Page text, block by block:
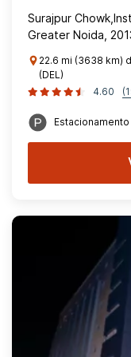
Surajpur
Greater Noida,
22.6 mi (3638 km)
(DEL)
4.60
Estacionamento